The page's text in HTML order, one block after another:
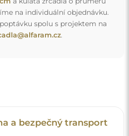
počítat s rychlým doručením.
naše zrcadla.